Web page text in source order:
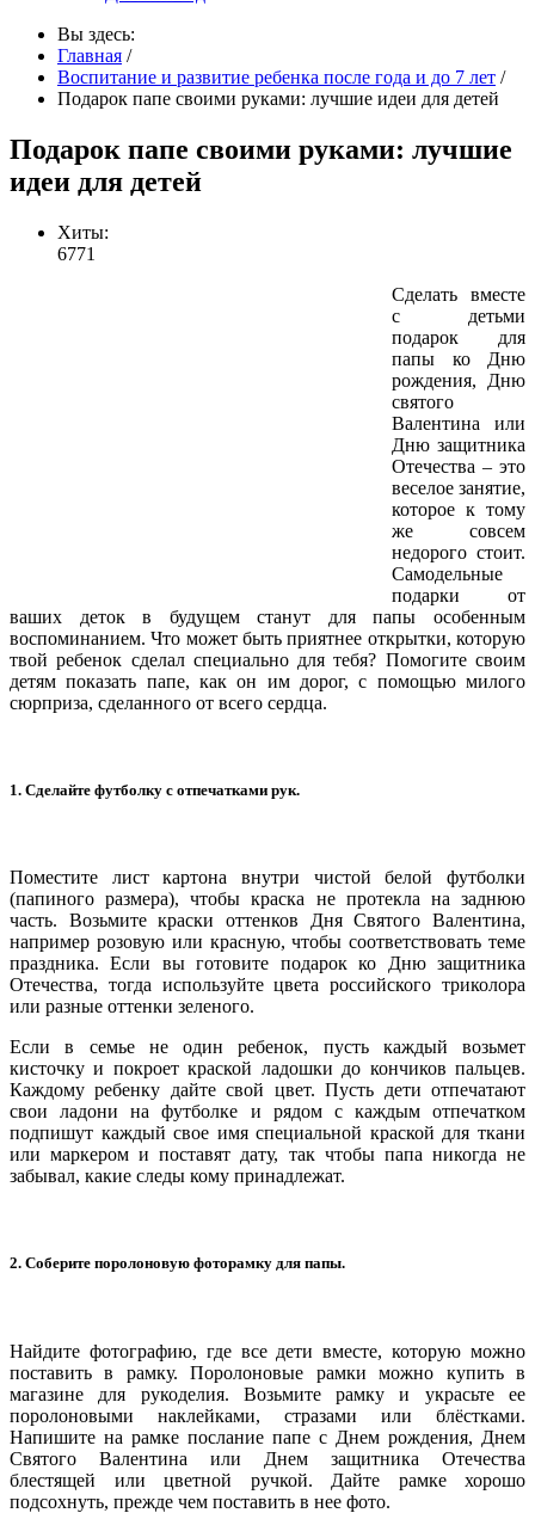
Вы здесь:
Главная /
Воспитание и развитие ребенка после года и до 7 лет /
Подарок папе своими руками: лучшие идеи для детей
Подарок папе своими руками: лучшие
идеи для детей
Хиты:
6771
Сделать вместе
с детьми
подарок для
папы ко Дню
рождения, Дню
святого
Валентина или
Дню защитника
Отечества – это
веселое занятие,
которое к тому
же совсем
недорого стоит.
Самодельные
подарки от
ваших деток в будущем станут для папы особенным
воспоминанием. Что может быть приятнее открытки, которую
твой ребенок сделал специально для тебя? Помогите своим
детям показать папе, как он им дорог, с помощью милого
сюрприза, сделанного от всего сердца.
1. Сделайте футболку с отпечатками рук.
Поместите лист картона внутри чистой белой футболки
(папиного размера), чтобы краска не протекла на заднюю
часть. Возьмите краски оттенков Дня Святого Валентина,
например розовую или красную, чтобы соответствовать теме
праздника. Если вы готовите подарок ко Дню защитника
Отечества, тогда используйте цвета российского триколора
или разные оттенки зеленого.
Если в семье не один ребенок, пусть каждый возьмет
кисточку и покроет краской ладошки до кончиков пальцев.
Каждому ребенку дайте свой цвет. Пусть дети отпечатают
свои ладони на футболке и рядом с каждым отпечатком
подпишут каждый свое имя специальной краской для ткани
или маркером и поставят дату, так чтобы папа никогда не
забывал, какие следы кому принадлежат.
2. Соберите поролоновую фоторамку для папы.
Найдите фотографию, где все дети вместе, которую можно
поставить в рамку. Поролоновые рамки можно купить в
магазине для рукоделия. Возьмите рамку и украсьте ее
поролоновыми наклейками, стразами или блёстками.
Напишите на рамке послание папе с Днем рождения, Днем
Святого Валентина или Днем защитника Отечества
блестящей или цветной ручкой. Дайте рамке хорошо
подсохнуть, прежде чем поставить в нее фото.